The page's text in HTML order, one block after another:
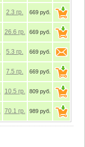
2.3 гр. 669 руб.
26.6 гр. 669 руб.
5.3 гр. 669 руб.
7.5 гр. 669 руб.
10.5 гр. 809 руб.
70.1 гр. 989 руб.